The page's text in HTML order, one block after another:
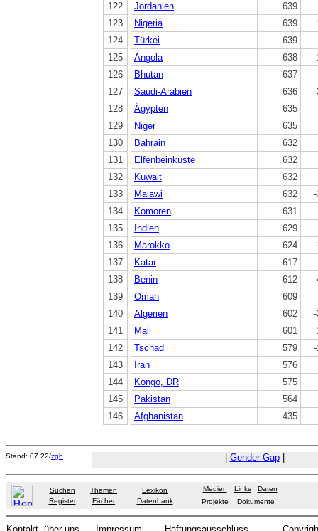
122
123
124
125
126
127
128
129
130
131
132
133
134
135
136
137
138
139
140
141
142
143
144
145
146
Jordanien
639
Nigeria
639
Türkei
639
Angola
638
Bhutan
637
Saudi-Arabien
636
Ägypten
635
Niger
635
Bahrain
632
Elfenbeinküste
632
Kuwait
632
Malawi
632
Komoren
631
Indien
629
Marokko
624
Katar
617
Benin
612
Oman
609
Algerien
602
Mali
601
Tschad
579
Iran
576
Kongo, DR
575
Pakistan
564
Afghanistan
435
Stand: 07.22/zgh Gender-Gap|
Suchen Themen
Lexikon
Register
Fächer Datenbank
Medien Links
Daten
Projekte
Dokumente